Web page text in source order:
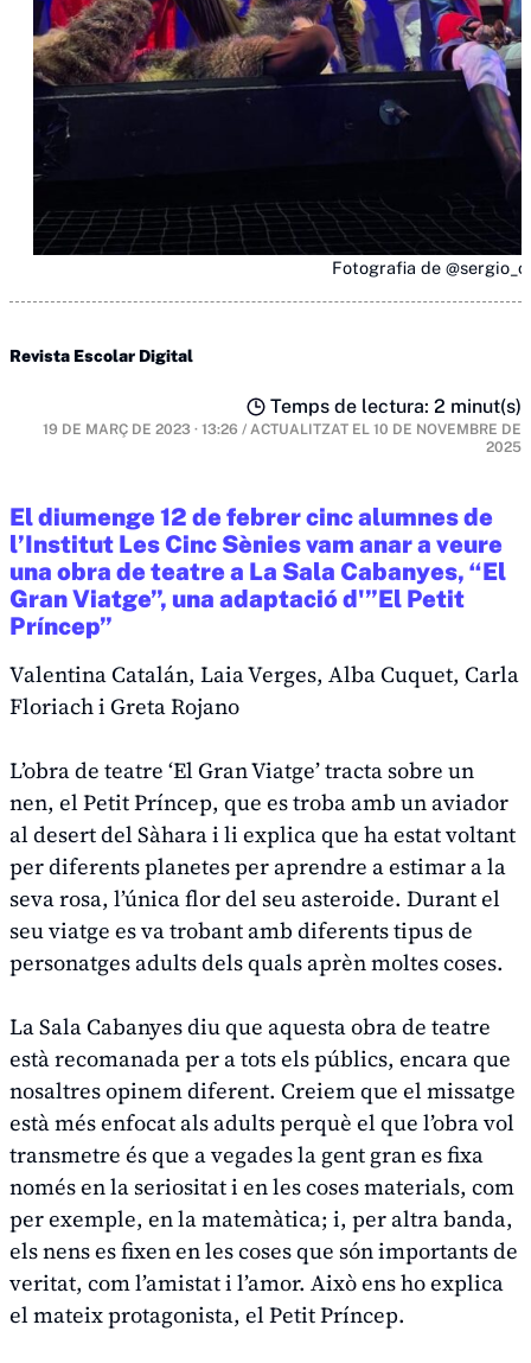
Fotografia de
Revista Escolar Digital
Temps de lectura: 2 minut(s)
19 DE MARÇ DE 2023 · 13:26 / ACTUALITZAT EL 10 DE NOVEMBRE DE
2025
El diumenge 12 de febrer cinc alumnes de
l’Institut Les Cinc Sènies vam anar a veure
una obra de teatre a La Sala Cabanyes, “El
Gran Viatge”, una adaptació d'”El Petit
Príncep”
Valentina Catalán, Laia Verges, Alba Cuquet, Carla
Floriach i Greta Rojano
L’obra de teatre ‘El Gran Viatge’ tracta sobre un
nen, el Petit Príncep, que es troba amb un aviador
al desert del Sàhara i li explica que ha estat voltant
per diferents planetes per aprendre a estimar a la
seva rosa, l’única flor del seu asteroide. Durant el
seu viatge es va trobant amb diferents tipus de
personatges adults dels quals aprèn moltes coses.
La Sala Cabanyes diu que aquesta obra de teatre
està recomanada per a tots els públics, encara que
nosaltres opinem diferent. Creiem que el missatge
està més enfocat als adults perquè el que l’obra vol
transmetre és que a vegades la gent gran es fixa
només en la seriositat i en les coses materials, com
per exemple, en la matemàtica; i, per altra banda,
els nens es fixen en les coses que són importants de
veritat, com l’amistat i l’amor. Això ens ho explica
el mateix protagonista, el Petit Príncep.